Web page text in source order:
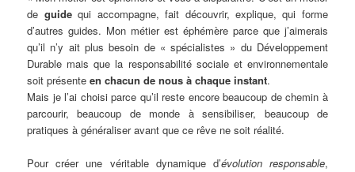
de guidequi accompagne, fait découvrir, explique, qui forme
d’autres guides. Mon métier est éphémère parce que j’aimerais
qu’il n’y ait plus besoin de « spécialistes » du Développement
Durable mais que la responsabilité sociale et environnementale
soit présenteen chacun de nous à chaque instant.
Mais je l’ai choisi parce qu’il reste encore beaucoup de chemin à
parcourir, beaucoup de monde à sensibiliser, beaucoup de
pratiques à généraliser avant que ce rêve ne soit réalité.
Pour créer une véritable dynamique d’évolution responsable,